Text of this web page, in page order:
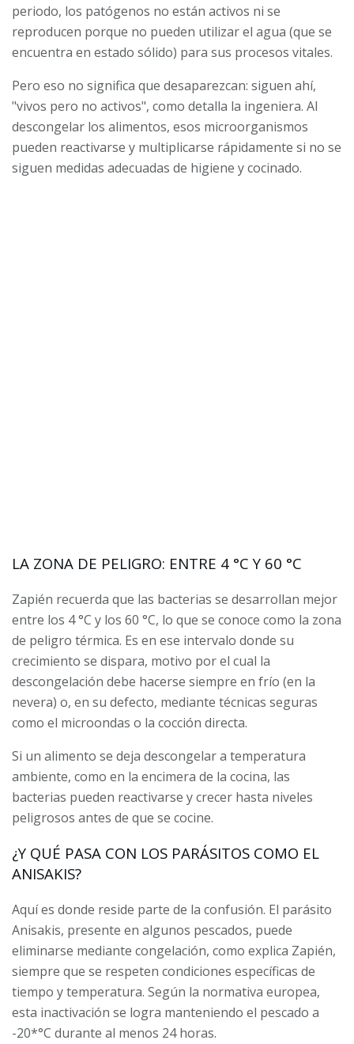
periodo, los patógenos no están activos ni se
reproducen porque no pueden utilizar el agua (que se
encuentra en estado sólido) para sus procesos vitales.
Pero eso no significa que desaparezcan: siguen ahí,
"vivos pero no activos", como detalla la ingeniera. Al
descongelar los alimentos, esos microorganismos
pueden reactivarse y multiplicarse rápidamente si no se
siguen medidas adecuadas de higiene y cocinado.
LA ZONA DE PELIGRO: ENTRE 4 °C Y 60 °C
Zapién recuerda que las bacterias se desarrollan mejor
entre los 4 °C y los 60 °C, lo que se conoce como la zona
de peligro térmica. Es en ese intervalo donde su
crecimiento se dispara, motivo por el cual la
descongelación debe hacerse siempre en frío (en la
nevera) o, en su defecto, mediante técnicas seguras
como el microondas o la cocción directa.
Si un alimento se deja descongelar a temperatura
ambiente, como en la encimera de la cocina, las
bacterias pueden reactivarse y crecer hasta niveles
peligrosos antes de que se cocine.
¿Y QUÉ PASA CON LOS PARÁSITOS COMO EL
ANISAKIS?
Aquí es donde reside parte de la confusión. El parásito
Anisakis, presente en algunos pescados, puede
eliminarse mediante congelación, como explica Zapién,
siempre que se respeten condiciones específicas de
tiempo y temperatura. Según la normativa europea,
esta inactivación se logra manteniendo el pescado a
-20*°C durante al menos 24 horas.